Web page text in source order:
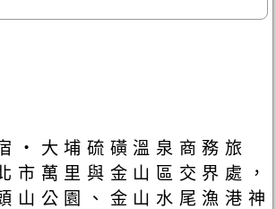
‧大埔硫磺溫泉商務旅
市萬里與金山區交界處，
山公園、金山水尾漁港神